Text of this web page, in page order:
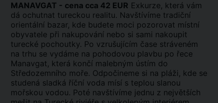
MANAVGAT - cena cca 42 EUR Exkurze, která vám
dá ochutnat tureckou realitu. Navštívíme tradiční
orientální bazar, kde budete moci pozorovat místní
obyvatele při nakupování nebo si sami nakoupit
turecké pochoutky. Po vzrušujícím čase stráveném
na trhu se vydáme na pohodovou plavbu po řece
Manavgat, která končí malebným ústím do
Středozemního moře. Odpočineme si na pláži, kde se
studená sladká říční voda mísí s teplou slanou
mořskou vodou. Poté navštívíme jednu z největších